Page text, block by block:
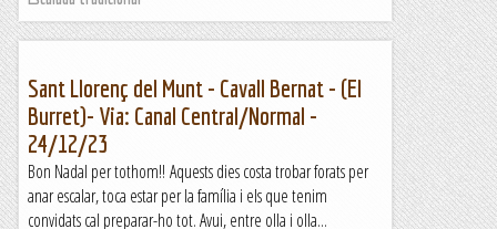
Sant Llorenç del Munt - Cavall Bernat - (El
Burret)- Via: Canal Central/Normal -
24/12/23
Bon Nadal per tothom!! Aquests dies costa trobar forats per
anar escalar, toca estar per la família i els que tenim
convidats cal preparar-ho tot. Avui, entre olla i olla...